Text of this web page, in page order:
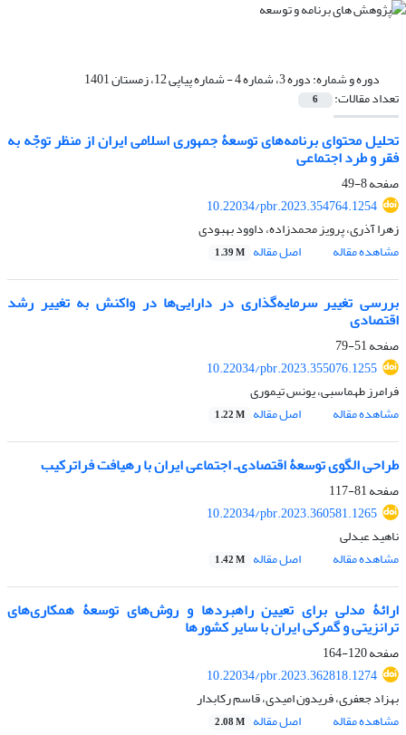
دوره و شماره:دوره 3، شماره 4 - شماره پیاپی 12، زمستان 1401
تعداد مقالات: 6
تحلیل محتوای برنامه‌های توسعۀ جمهوری اسلامی ایران از منظر توجّه به
فقر و طرد اجتماعی
صفحه8-49
10.22034/pbr.2023.354764.1254
زهرا آذری، پرویز محمدزاده، داوود بهبودی
مشاهده مقاله
اصل مقاله 1.39 M
بررسی تغییر سرمایه‌گذاری در دارایی‌ها در واکنش به تغییر رشد
اقتصادی
صفحه51-79
10.22034/pbr.2023.355076.1255
فرامرز طهماسبی، یونس تیموری
مشاهده مقاله
اصل مقاله 1.22 M
طراحی الگوی توسعۀ اقتصادی‌ـ ‌‌اجتماعی ایران با رهیافت فراترکیب
صفحه81-117
10.22034/pbr.2023.360581.1265
ناهید عبدلی
مشاهده مقاله
اصل مقاله 1.42 M
ارائۀ مدلی برای تعیین راهبردها و روش‏‌های توسعۀ همکاری‏‌های
ترانزیتی و گمرکی ایران با سایر کشورها
صفحه120-164
10.22034/pbr.2023.362818.1274
بهزاد جعفری، فریدون امیدی، قاسم رکابدار
مشاهده مقاله
اصل مقاله 2.08 M